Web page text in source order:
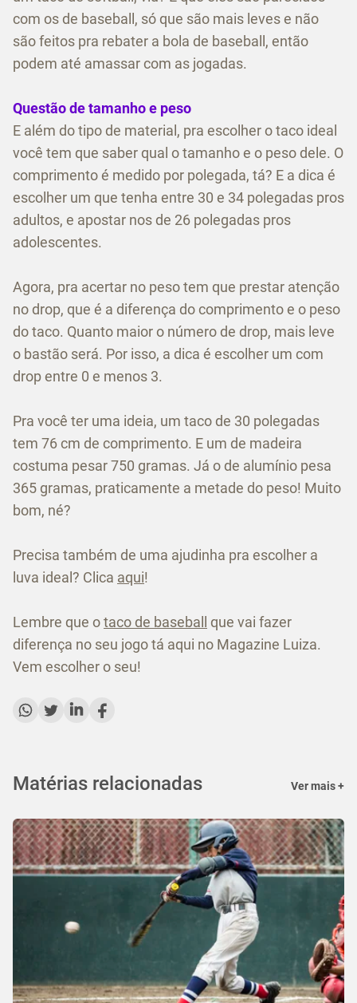
com os de baseball, só que são mais leves e não
são feitos pra rebater a bola de baseball, então
podem até amassar com as jogadas.
Questão de tamanho e peso
E além do tipo de material, pra escolher o taco ideal
você tem que saber qual o tamanho e o peso dele. O
comprimento é medido por polegada, tá? E a dica é
escolher um que tenha entre 30 e 34 polegadas pros
adultos, e apostar nos de 26 polegadas pros
adolescentes.
Agora, pra acertar no peso tem que prestar atenção
no drop, que é a diferença do comprimento e o peso
do taco. Quanto maior o número de drop, mais leve
o bastão será. Por isso, a dica é escolher um com
drop entre 0 e menos 3.
Pra você ter uma ideia, um taco de 30 polegadas
tem 76 cm de comprimento. E um de madeira
costuma pesar 750 gramas. Já o de alumínio pesa
365 gramas, praticamente a metade do peso! Muito
bom, né?
Precisa também de uma ajudinha pra escolher a
luva ideal? Clica aqui!
Lembre que otaco de baseball
que vai fazer
diferença no seu jogo tá aqui no Magazine Luiza.
Vem escolher o seu!
Matérias relacionadas Ver mais +